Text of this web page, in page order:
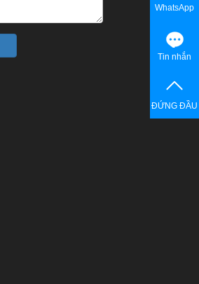
WhatsApp
Tin nhắn
ĐỨNG ĐẦU